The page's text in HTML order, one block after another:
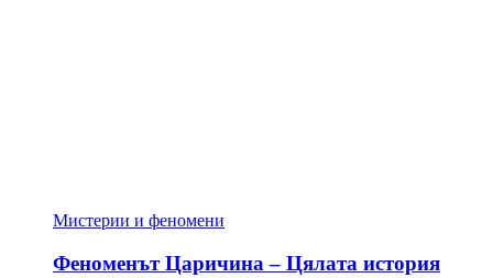
Мистерии и феномени
Феноменът Царичина – Цялата история